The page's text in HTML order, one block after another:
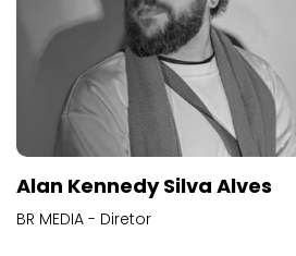
Alan Kennedy Silva Alves
BR MEDIA - Diretor